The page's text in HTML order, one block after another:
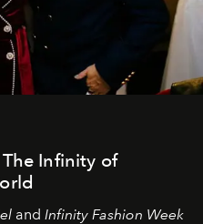
Infinity of
and Infinity Fashion Week